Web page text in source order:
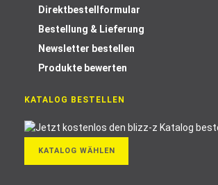
Direktbestellformular
Bestellung & Lieferung
Newsletter bestellen
Produkte bewerten
KATALOG BESTELLEN
KATALOG WÄHLEN